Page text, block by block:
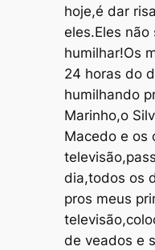
hoje,é dar
eles.Eles não
humilhar!Os
24 horas do
humilhando
Marinho,o
Macedo e os
dia,todos os
pros meus
de veados e